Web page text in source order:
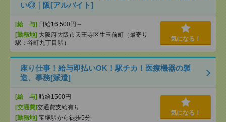
い◎｜阪[アルバイト]
[給 与] 日給16,500円～
[勤務地] 大阪府大阪市天王寺区生玉前町（最寄り
駅：谷町九丁目駅）
気になる！
座り仕事！給与即払いOK！駅チカ！医療機器の製
造、事務[派遣]
[給 与] 時給1500円
[交通費]交通費支給有り
[勤務地] 宝塚駅から徒歩5分
気になる！